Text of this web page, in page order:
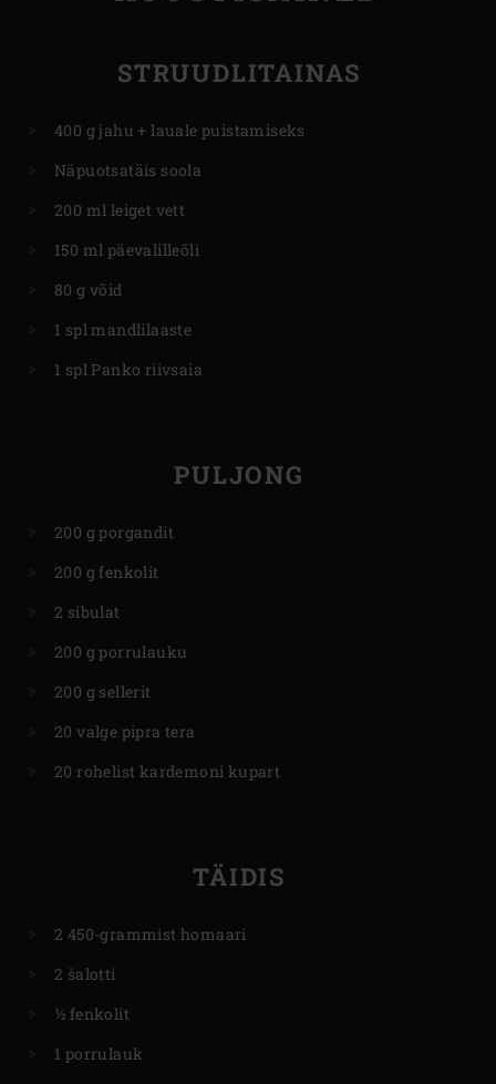
STRUUDLITAINAS
400 g jahu + lauale puistamiseks
Näpuotsatäis soola
200 ml leiget vett
150 ml päevalilleõli
80 g võid
1 spl mandlilaaste
1 spl Panko riivsaia
PULJONG
200 g porgandit
200 g fenkolit
2 sibulat
200 g porrulauku
200 g sellerit
20 valge pipra tera
20 rohelist kardemoni kupart
TÄIDIS
2 450-grammist homaari
2 šalotti
½ fenkolit
1 porrulauk